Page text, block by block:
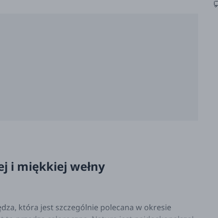
i miękkiej wełny
która jest szczególnie polecana w okresie